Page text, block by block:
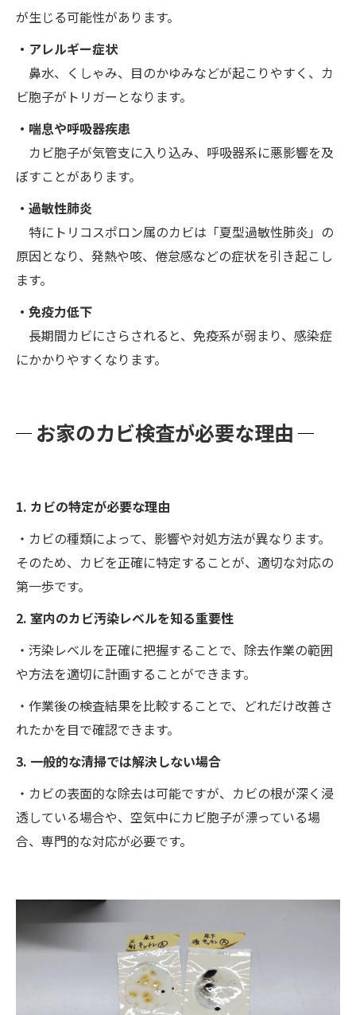
が生じる可能性があります。
・アレルギー症状
鼻水、くしゃみ、目のかゆみなどが起こりやすく、カ
ビ胞子がトリガーとなります。
・喘息や呼吸器疾患
カビ胞子が気管支に入り込み、呼吸器系に悪影響を及
ぼすことがあります。
・過敏性肺炎
特にトリコスポロン属のカビは「夏型過敏性肺炎」の
原因となり、発熱や咳、倦怠感などの症状を引き起こし
ます。
・免疫力低下
長期間カビにさらされると、免疫系が弱まり、感染症
にかかりやすくなります。
お家のカビ検査が必要な理由
1. カビの特定が必要な理由
・カビの種類によって、影響や対処方法が異なります。
そのため、カビを正確に特定することが、適切な対応の
第一歩です。
2. 室内のカビ汚染レベルを知る重要性
・汚染レベルを正確に把握することで、除去作業の範囲
や方法を適切に計画することができます。
・作業後の検査結果を比較することで、どれだけ改善さ
れたかを目で確認できます。
3. 一般的な清掃では解決しない場合
・カビの表面的な除去は可能ですが、カビの根が深く浸
透している場合や、空気中にカビ胞子が漂っている場
合、専門的な対応が必要です。